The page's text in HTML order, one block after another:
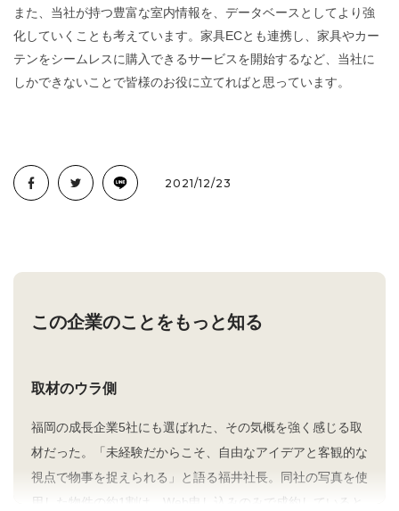
また、当社が持つ豊富な室内情報を、データベースとしてより強
化していくことも考えています。家具ECとも連携し、家具やカー
テンをシームレスに購入できるサービスを開始するなど、当社に
しかできないことで皆様のお役に立てればと思っています。
2021/12/23
この企業のことをもっと知る
取材のウラ側
福岡の成長企業5社にも選ばれた、その気概を強く感じる取
材だった。「未経験だからこそ、自由なアイデアと客観的な
視点で物事を捉えられる」と語る福井社長。同社の写真を使
用した物件の約1割は、Web申し込みのみで成約していると